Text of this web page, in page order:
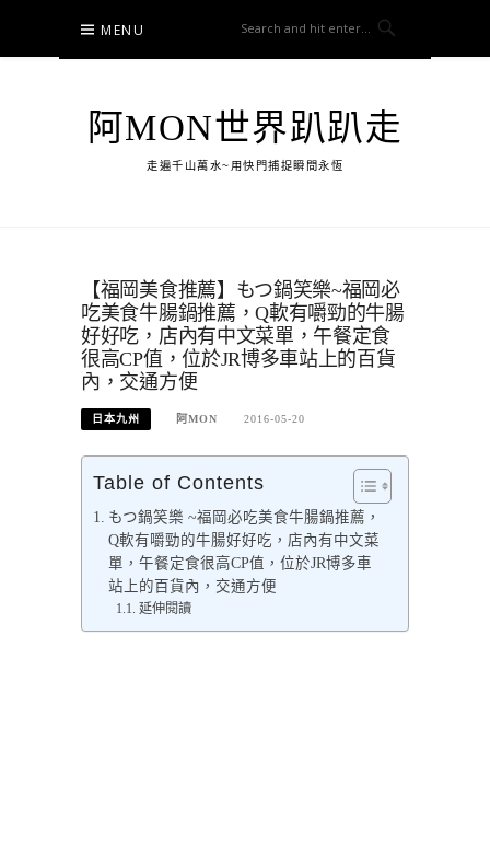
content
MENU
阿MON世界趴趴走
走遍千山萬水~用快門捕捉瞬間永恆
【福岡美食推薦】もつ鍋笑樂~福岡必
吃美食牛腸鍋推薦，Q軟有嚼勁的牛腸
好好吃，店內有中文菜單，午餐定食
很高CP值，位於JR博多車站上的百貨
內，交通方便
日本九州 阿MON 2016-05-20
Table of Contents
もつ鍋笑樂 ~福岡必吃美食牛腸鍋推薦，
Q軟有嚼勁的牛腸好好吃，店內有中文菜
單，午餐定食很高CP值，位於JR博多車
站上的百貨內，交通方便
延伸閱讀